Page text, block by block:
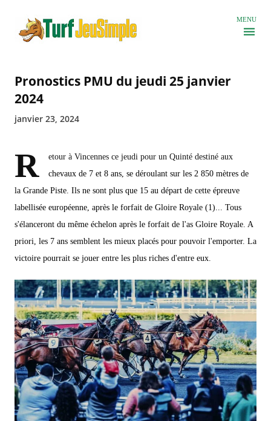
MENU
Pronostics PMU du jeudi 25 janvier
2024
janvier 23, 2024
R
etour à Vincennes ce jeudi pour un Quinté destiné aux
chevaux de 7 et 8 ans, se déroulant sur les 2 850 mètres de
la Grande Piste. Ils ne sont plus que 15 au départ de cette épreuve
labellisée européenne, après le forfait de Gloire Royale (1)... Tous
s'élanceront du même échelon après le forfait de l'as Gloire Royale. A
priori, les 7 ans semblent les mieux placés pour pouvoir l'emporter. La
victoire pourrait se jouer entre les plus riches d'entre eux.